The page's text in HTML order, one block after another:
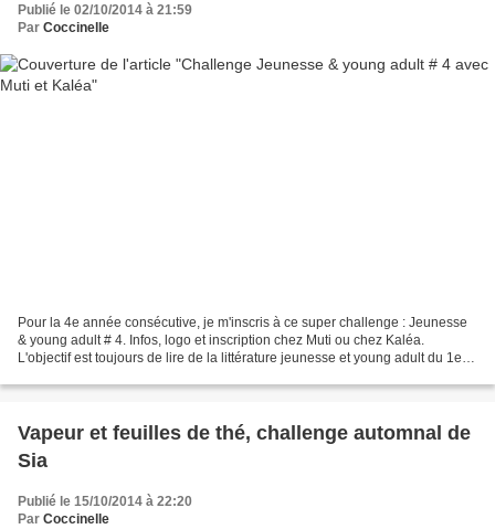
Publié le 02/10/2014 à 21:59
Par Coccinelle
Pour la 4e année consécutive, je m'inscris à ce super challenge : Jeunesse
& young adult # 4. Infos, logo et inscription chez Muti ou chez Kaléa.
L'objectif est toujours de lire de la littérature jeunesse et young adult du 1er
Vapeur et feuilles de thé, challenge automnal de
Sia
Publié le 15/10/2014 à 22:20
Par Coccinelle